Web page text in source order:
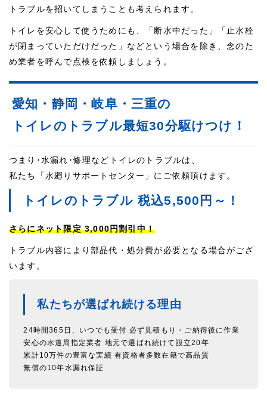
トラブルを招いてしまうことも考えられます。
トイレを安心して使うためにも、「断水中だった」「止水栓
が閉まっていただけだった」などという場合を除き、念のた
め業者を呼んで点検を依頼しましょう。
愛知・静岡・岐阜・三重の
トイレのトラブル最短30分駆けつけ！
つまり･水漏れ･修理などトイレのトラブルは、
私たち「水廻りサポートセンター」にご依頼頂けます。
トイレのトラブル 税込5,500円～！
さらにネット限定 3,000円割引中！
トラブル内容により部品代・処分費が必要となる場合がござ
います。
私たちが選ばれ続ける理由
24時間365日、いつでも受付 必ず見積もり・ご納得後に作業
安心の水道局指定業者 地元で選ばれ続けて設立20年
累計10万件の豊富な実績 有資格者多数在籍で高品質
無償の10年水漏れ保証